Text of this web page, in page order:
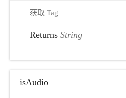
获取 Tag
Returns String
isAudio